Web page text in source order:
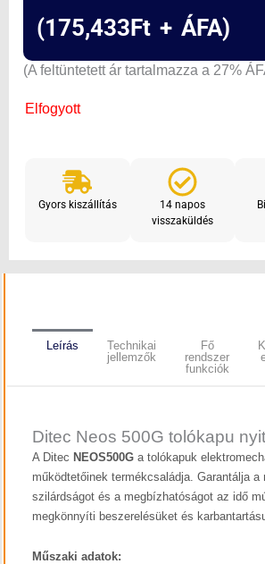
(175,433Ft + ÁFA)
(A feltüntetett ár tartalmazza a 27%
Elfogyott
Gyors kiszállítás
14 napos
visszaküldés
Leírás
Technikai
jellemzők
Fő
rendszer
funkciók
Ditec Neos 500G tolókapu
A Ditec NEOS500G a tolókapuk
működtetőinek termékcsaládja. Garantálja a
szilárdságot és a megbízhatóságot az idő
megkönnyíti beszerelésüket és
Műszaki adatok: